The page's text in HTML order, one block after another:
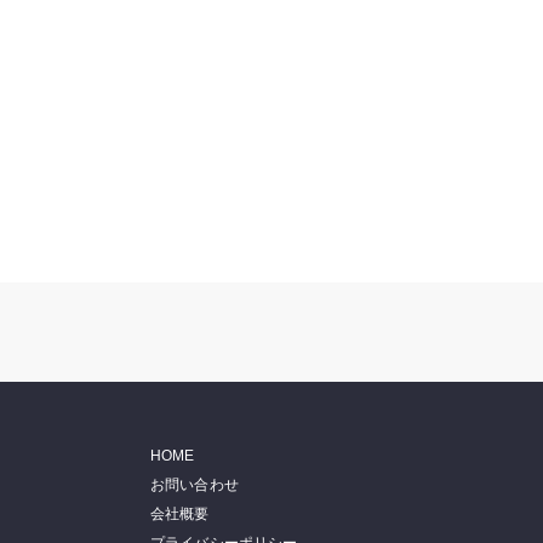
HOME
お問い合わせ
会社概要